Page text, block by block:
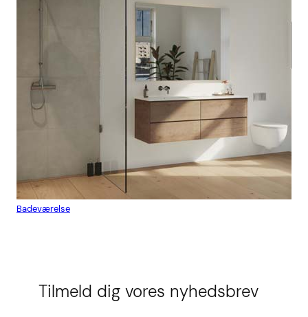
Badeværelse
Tilmeld dig vores nyhedsbrev